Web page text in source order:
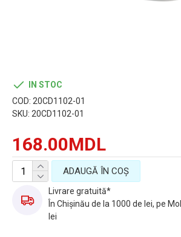
168.00MDL
IN STOC
COD: 20CD1102-01
SKU: 20CD1102-01
ADAUGĂ ÎN COŞ
Livrare gratuită*
În Chișinău de la 1000 de lei, pe
lei